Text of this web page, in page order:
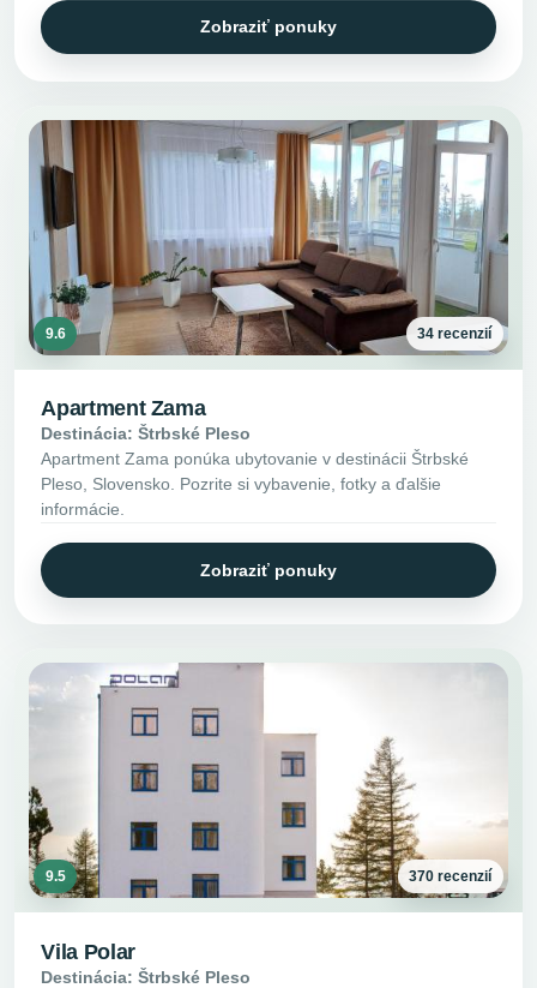
Zobraziť ponuky
9.6 34 recenzií
Apartment Zama
Destinácia: Štrbské Pleso
Apartment Zama ponúka ubytovanie v destinácii Štrbské
Pleso, Slovensko. Pozrite si vybavenie, fotky a ďalšie
informácie.
Zobraziť ponuky
9.5 370 recenzií
Vila Polar
Destinácia: Štrbské Pleso